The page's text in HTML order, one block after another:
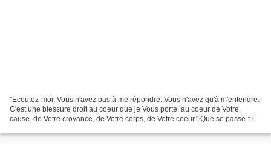
"Ecoutez-moi, Vous n'avez pas à me répondre. Vous n'avez qu'à m'entendre.
C'est une blessure droit au coeur que je Vous porte, au coeur de Votre
cause, de Votre croyance, de Votre corps, de Votre coeur." Que se passe-t-il